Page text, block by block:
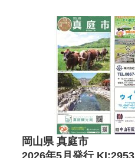
岡山県 真庭市
2026年5月発行 KI:2953